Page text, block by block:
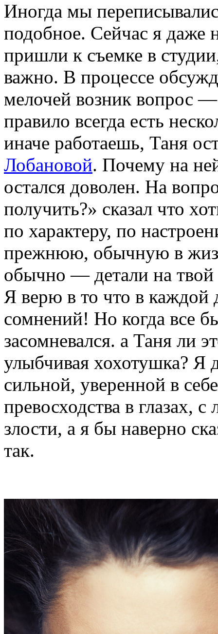
Иногда мы
подобное. Сейчас я
пришли к съемке в
важно. В процессе
мелочей возник вопрос
правило всегда есть
иначе работаешь, Таня
Лобановой. Почему на
остался доволен. На
получить?» сказал что
по характеру, по
прежнюю, обычную в
обычно — детали на
Я верю в то что в каждой
сомнений! Но когда все
засомневался. а Таня ли
улыбчивая хохотушка? Я
сильной, уверенной в
превосходства в глазах,
злости, а я бы наверно
так.